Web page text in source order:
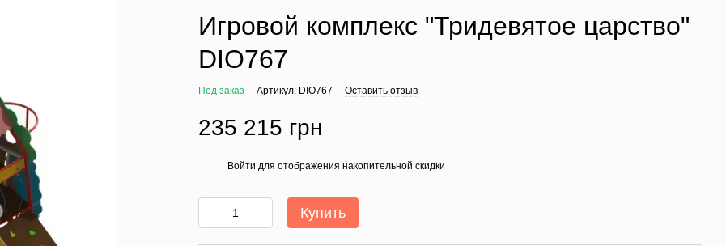
Игровой комплекс "Тридевятое царство"
DIO767
Под заказ Артикул: DIO767 Оставить отзыв
235 215 грн
Войти для отображения накопительной скидки
Купить